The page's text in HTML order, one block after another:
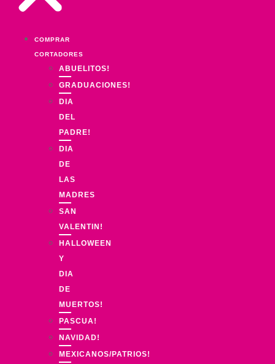
COMPRAR
CORTADORES
ABUELITOS!
GRADUACIONES!
DIA
DEL
PADRE!
DIA
DE
LAS
MADRES
SAN
VALENTIN!
HALLOWEEN
Y
DIA
DE
MUERTOS!
PASCUA!
NAVIDAD!
MEXICANOS/PATRIOS!